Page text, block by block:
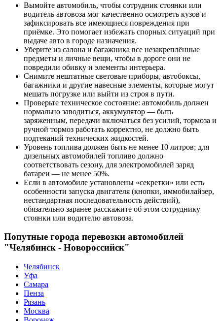
Вымойте автомобиль, чтобы сотрудник стоянки или
водитель автовоза мог качественно осмотреть кузов и
зафиксировать все имеющиеся повреждения при
приёмке. Это помогает избежать спорных ситуаций при
выдаче авто в городе назначения.
Уберите из салона и багажника все незакреплённые
предметы и личные вещи, чтобы в дороге они не
повредили обивку и элементы интерьера.
Снимите нештатные световые приборы, автобоксы,
багажники и другие навесные элементы, которые могут
мешать погрузке или выйти из строя в пути.
Проверьте техническое состояние: автомобиль должен
нормально заводиться, аккумулятор — быть
заряженным, передачи включаться без усилий, тормоза и
ручной тормоз работать корректно, не должно быть
подтеканий технических жидкостей.
Уровень топлива должен быть не менее 10 литров; для
дизельных автомобилей топливо должно
соответствовать сезону, для электромобилей заряд
батареи — не менее 50%.
Если в автомобиле установлены «секретки» или есть
особенности запуска двигателя (кнопки, иммобилайзер,
нестандартная последовательность действий),
обязательно заранее расскажите об этом сотруднику
стоянки или водителю автовоза.
Попутные города перевозки автомобилей
"Челябинск - Новороссийск"
Челябинск
Уфа
Самара
Пенза
Рязань
Москва